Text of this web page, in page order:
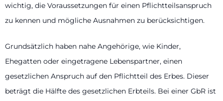
wichtig, die Voraussetzungen für einen Pflichtteilsanspruch
zu kennen und mögliche Ausnahmen zu berücksichtigen.
Grundsätzlich haben nahe Angehörige, wie Kinder,
Ehegatten oder eingetragene Lebenspartner, einen
gesetzlichen Anspruch auf den Pflichtteil des Erbes. Dieser
beträgt die Hälfte des gesetzlichen Erbteils. Bei einer GbR ist